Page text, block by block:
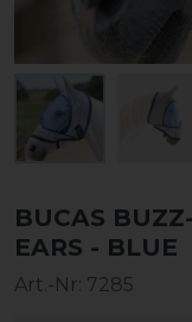
BUCAS
EARS - BLUE
Art.-Nr: 7285